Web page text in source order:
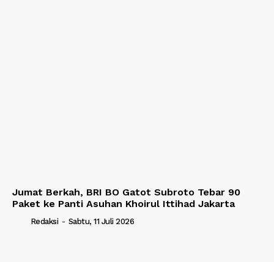
Jumat Berkah, BRI BO Gatot Subroto Tebar 90
Paket ke Panti Asuhan Khoirul Ittihad Jakarta
Redaksi - Sabtu, 11 Juli 2026